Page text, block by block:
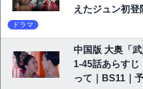
えたジュン初登
ドラマ
中国版 大奥「
1-45話あらすじ
って｜BS11｜